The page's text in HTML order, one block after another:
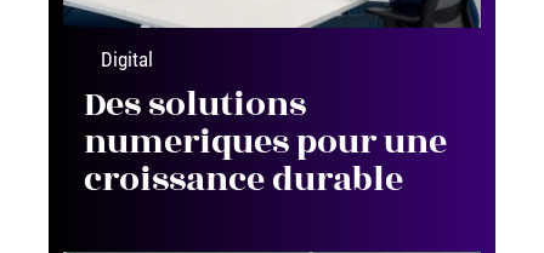
Digital
Des solutions
numeriques pour une
croissance durable